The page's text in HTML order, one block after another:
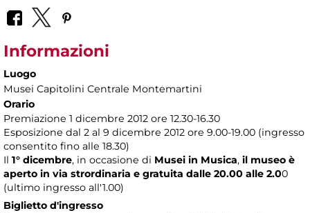
Informazioni
Luogo
Musei Capitolini Centrale Montemartini
Orario
Premiazione 1 dicembre 2012 ore 12.30-16.30
Esposizione dal 2 al 9 dicembre 2012 ore 9.00-19.00 (ingresso
consentito fino alle 18.30)
Il 1° dicembre, in occasione di Musei in Musica, il museo è
aperto in via strordinaria e gratuita dalle 20.00 alle 2.00
(ultimo ingresso all'1.00)
Biglietto d'ingresso